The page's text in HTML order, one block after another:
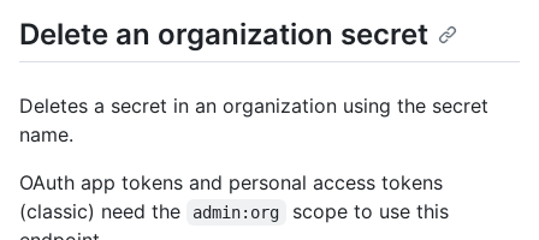
Delete an organization secret
Deletes a secret in an organization using the secret
name.
OAuth app tokens and personal access tokens
(classic) need the
admin:org
scope to use this